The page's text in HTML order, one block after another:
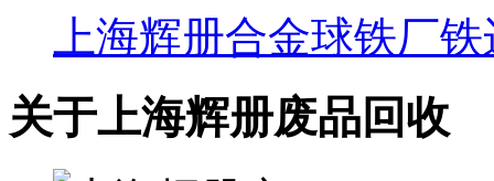
上海辉册合金球铁厂
关于上海辉册废品回收